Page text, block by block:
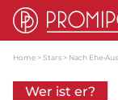
Home Stars Nach Ehe-
Wer ist er?